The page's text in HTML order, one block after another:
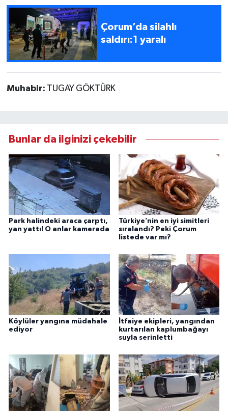
Çorum’da silahlı
saldırı:1 yaralı
Muhabir: TUGAY GÖKTÜRK
Bunlar da ilginizi çekebilir
Park halindeki araca çarptı,
yan yattı! O anlar kamerada
Türkiye’nin en iyi simitleri
sıralandı? Peki Çorum
listede var mı?
Köylüler yangına müdahale
ediyor
İtfaiye ekipleri, yangından
kurtarılan kaplumbağayı
suyla serinletti